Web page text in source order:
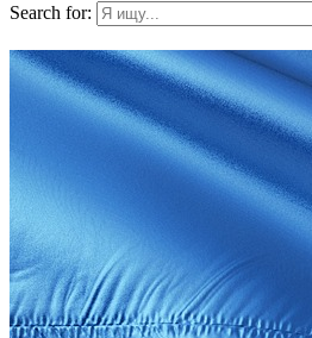
Search for: